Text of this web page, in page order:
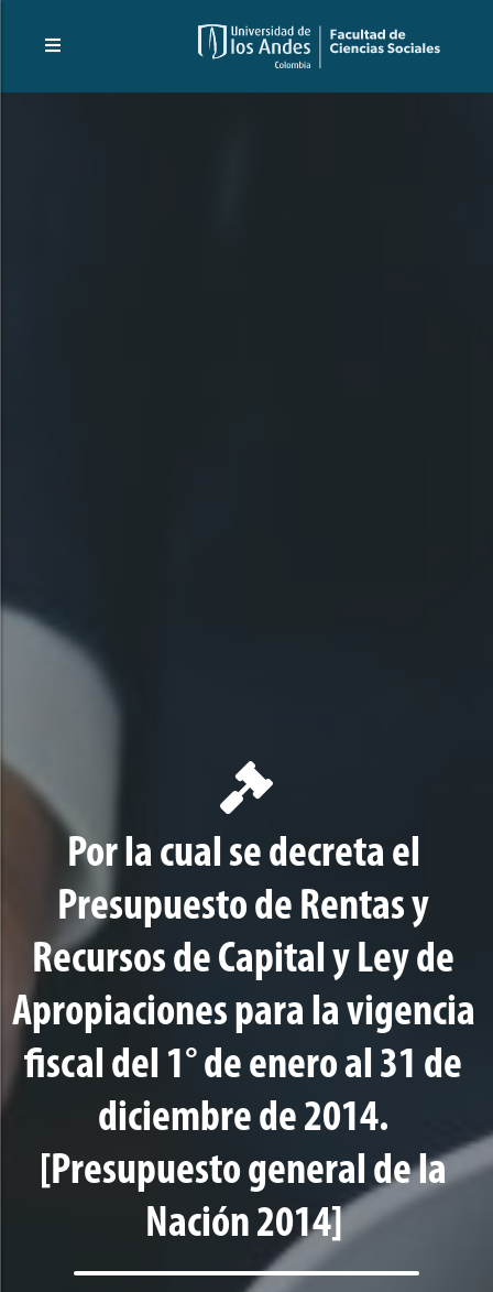
Por la cual se decreta el
Presupuesto de Rentas y
Recursos de Capital y Ley de
Apropiaciones para la vigencia
fiscal del 1° de enero al 31 de
diciembre de 2014.
[Presupuesto general de la
Nación 2014]